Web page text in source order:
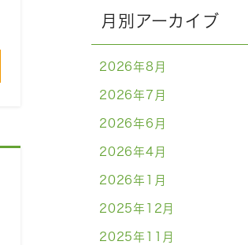
月別アーカイブ
2026年8月
2026年7月
2026年6月
2026年4月
2026年1月
2025年12月
2025年11月